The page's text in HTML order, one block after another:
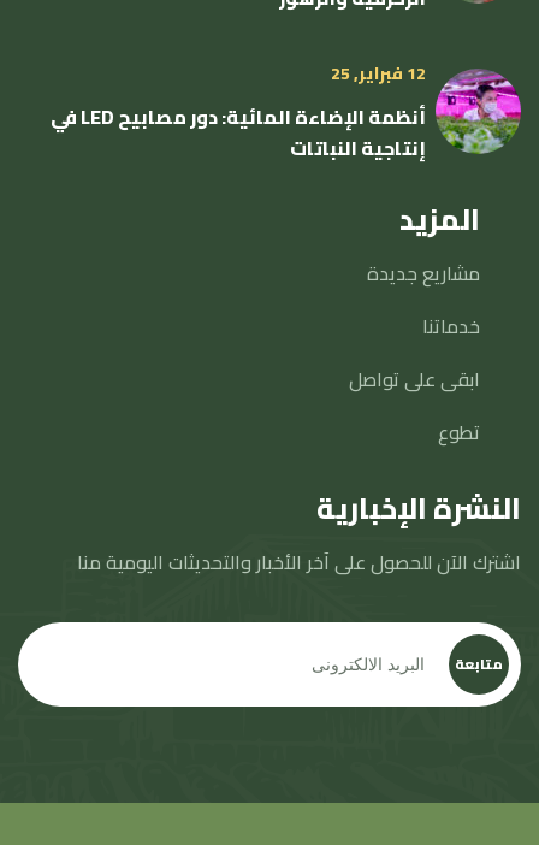
12 فبراير, 25
أنظمة الإضاءة المائية: دور مصابيح LED في
إنتاجية النباتات
المزيد
مشاريع جديدة
خدماتنا
ابقى على تواصل
تطوع
النشرة الإخبارية
اشترك الآن للحصول على آخر الأخبار والتحديثات اليومية منا
متابعة